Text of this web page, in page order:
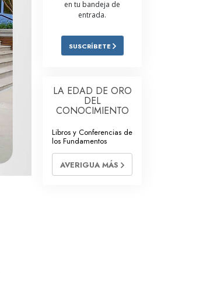
Respuestas a las Drogas
Los Niños
Herramientas para el Entorno Laboral
La Ética y las
Condiciones
La Causa de la Supresión
Investigaciones
Los Fundamentos de la Organización
en tu bandeja de
entrada.
SUSCRÍBETE
LA EDAD DE ORO
DEL
CONOCIMIENTO
Libros y Conferencias de
los Fundamentos
AVERIGUA MÁS